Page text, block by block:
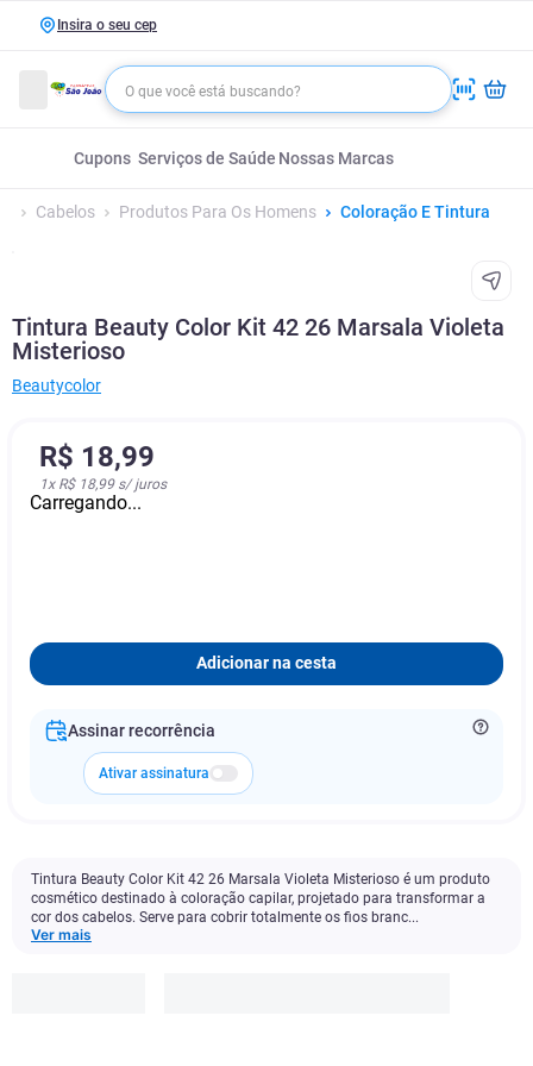
Insira o seu cep
Cupons Serviços de Saúde Nossas Marcas
Cabelos Produtos Para Os Homens Coloração E Tintura
Tintura Beauty Color Kit 42 26 Marsala Violeta
Misterioso
Beautycolor
R$ 18,99
1x R$ 18,99s/ juros
Carregando...
Adicionar na cesta
Assinar recorrência
Ativar assinatura
Tintura Beauty Color Kit 42 26 Marsala Violeta Misterioso é um produto
cosmético destinado à coloração capilar, projetado para transformar a
cor dos cabelos. Serve para cobrir totalmente os fios branc...
Ver mais